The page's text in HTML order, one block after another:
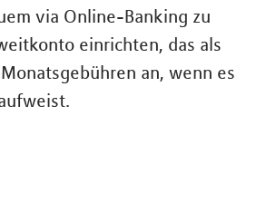
via Online-Banking zu
einrichten, das als
an, wenn es